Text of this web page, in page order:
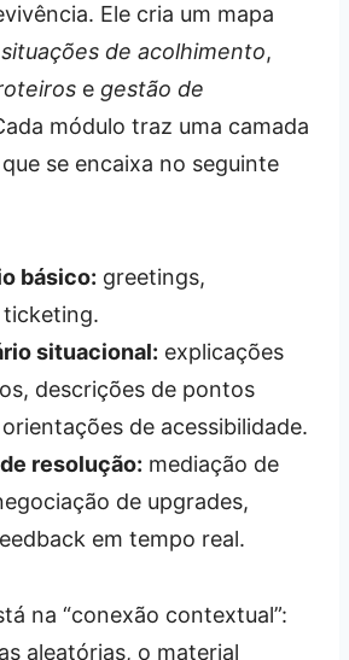
Ele cria um mapa
situações de acolhimento,
e gestão de
módulo traz uma camada
se encaixa no seguinte
básico: greetings,
situacional: explicações
descrições de pontos
de acessibilidade.
resolução: mediação de
de upgrades,
em tempo real.
na “conexão contextual”:
aleatórias, o material